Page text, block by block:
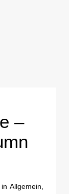
–
Allgemein,